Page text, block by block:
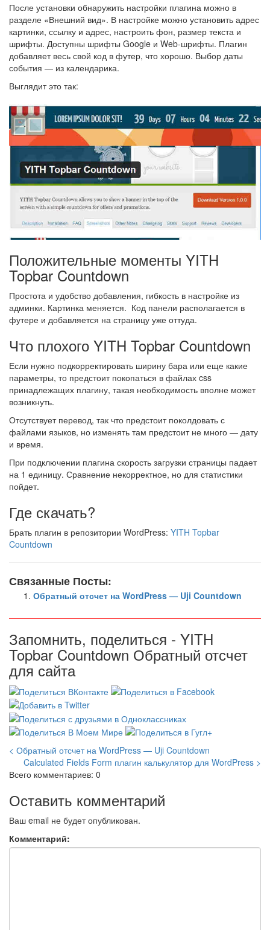
После установки обнаружить настройки плагина можно в
разделе «Внешний вид». В настройке можно установить адрес
картинки, ссылку и адрес, настроить фон, размер текста и
шрифты. Доступны шрифты Google и Web-шрифты. Плагин
добавляет весь свой код в футер, что хорошо. Выбор даты
события — из календарика.
Выглядит это так:
Положительные моменты YITH
Topbar Countdown
Простота и удобство добавления, гибкость в настройке из
админки. Картинка меняется. Код панели располагается в
футере и добавляется на страницу уже оттуда.
Что плохого YITH Topbar Countdown
Если нужно подкорректировать ширину бара или еще какие
параметры, то предстоит покопаться в файлах css
принадлежащих плагину, такая необходимость вполне может
возникнуть.
Отсутствует перевод, так что предстоит поколдовать с
файлами языков, но изменять там предстоит не много — дату
и время.
При подключении плагина скорость загрузки страницы падает
на 1 единицу. Сравнение некорректное, но для статистики
пойдет.
Где скачать?
Брать плагин в репозитории WordPress: YITH Topbar
Countdown
Связанные Посты:
Обратный отсчет на WordPress — Uji Countdown
Запомнить, поделиться - YITH
Topbar Countdown Обратный отсчет
для сайта
< Обратный отсчет на WordPress — Uji Countdown
Calculated Fields Form плагин калькулятор для WordPress >
Всего комментариев: 0
Оставить комментарий
Ваш email не будет опубликован.
Комментарий: